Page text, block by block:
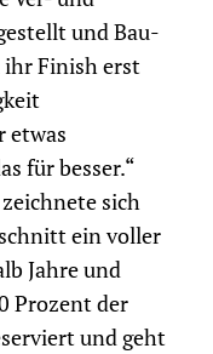
und Bau­
ihr Finish erst
etwas
für besser.“
sich
ein voller
Jahre und
Prozent der
und geht